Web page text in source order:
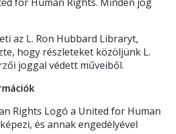
az L. Ron Hubbard Libraryt,
hogy részleteket közöljünk L.
joggal védett műveiből.
Rights Logó a United for Human
és annak engedélyével